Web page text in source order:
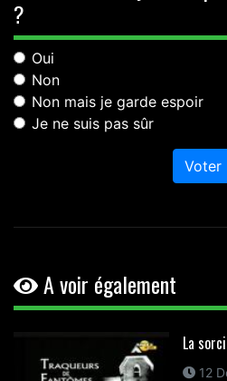
?
Oui
Non
Non mais je garde espoir
Je ne suis pas sûr
Voter
A voir également
La
12